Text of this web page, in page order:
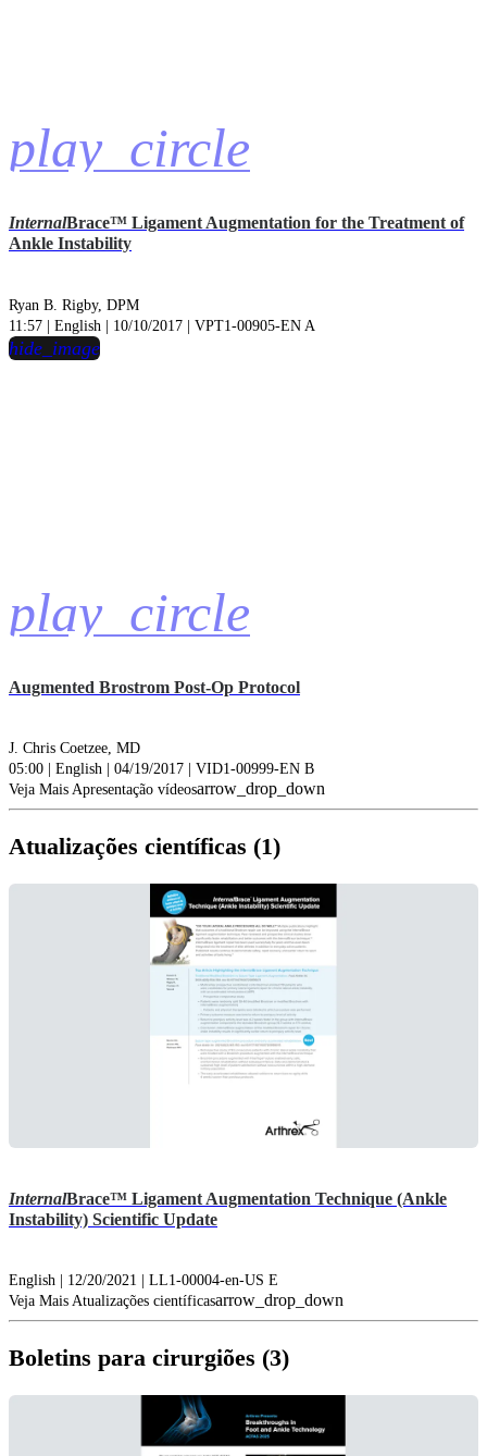
play_circle
InternalBrace™ Ligament Augmentation for the Treatment of
Ankle Instability
Ryan B. Rigby, DPM
11:57 | English | 10/10/2017 | VPT1-00905-EN A
play_circle
hide_image
Augmented Brostrom Post-Op Protocol
J. Chris Coetzee, MD
05:00 | English | 04/19/2017 | VID1-00999-EN B
Veja Mais Apresentação vídeosarrow_drop_down
Atualizações científicas (1)
InternalBrace™ Ligament Augmentation Technique (Ankle
Instability) Scientific Update
English | 12/20/2021 | LL1-00004-en-US E
Veja Mais Atualizações científicasarrow_drop_down
Boletins para cirurgiões (3)